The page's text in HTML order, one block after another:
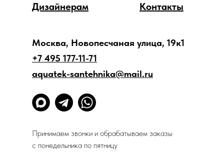
Дизайнерам
Контакты
Москва, Новопесчаная улица, 19к1
+7 495 177-11-71
aquatek-santehnika@mail.ru
Принимаем звонки и обрабатываем заказы
с понедельника по пятницу